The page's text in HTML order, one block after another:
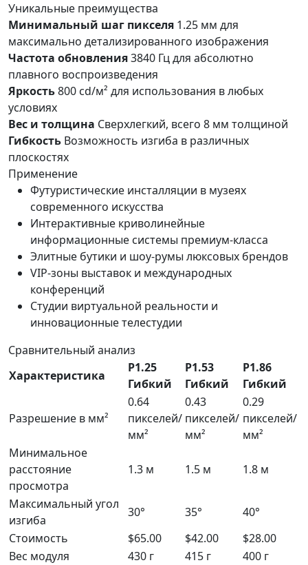
Уникальные преимущества
Минимальный шаг пикселя 1.25 мм для
максимально детализированного изображения
Частота обновления3840 Гц для абсолютно
плавного воспроизведения
Яркость800 cd/м² для использования в любых
условиях
Вес и толщина Сверхлегкий, всего 8 мм толщиной
Гибкость Возможность изгиба в различных
плоскостях
Применение
Футуристические инсталляции в музеях
современного искусства
Интерактивные криволинейные
информационные системы премиум-класса
Элитные бутики и шоу-румы люксовых брендов
VIP-зоны выставок и международных
конференций
Студии виртуальной реальности и
инновационные телестудии
Сравнительный анализ
Характеристика
P1.25
Гибкий
P1.53
Гибкий
P1.86
Гибкий
Разрешение в мм²
0.64
пикселей/
мм²
0.43
пикселей/
мм²
0.29
пикселей/
мм²
Минимальное
расстояние
просмотра
1.3 м 1.5 м 1.8 м
Максимальный угол
изгиба
30° 35°
40°
Стоимость
$65.00 $42.00
$28.00
Вес модуля
430 г 415 г
400 г